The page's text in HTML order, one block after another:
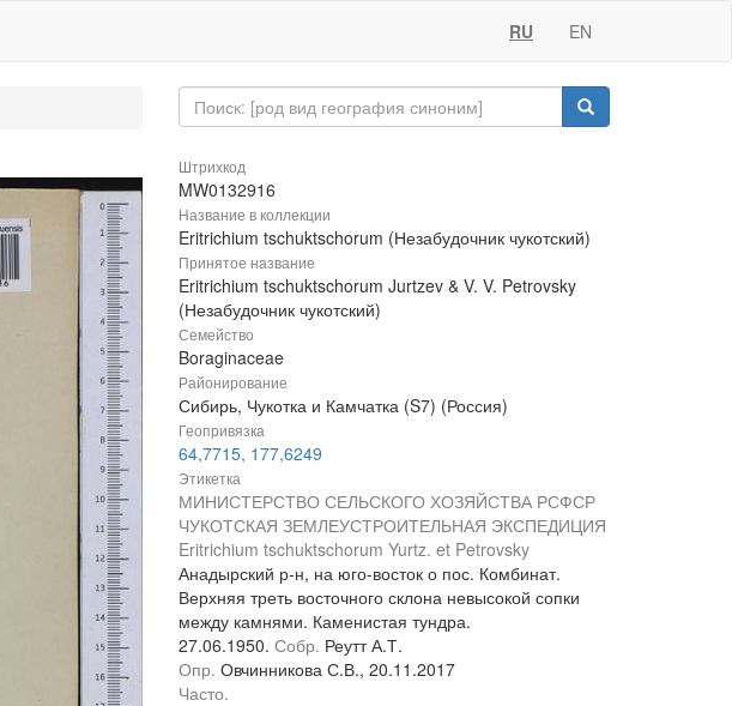
RU EN
Штрихкод
MW0132916
Название в коллекции
Eritrichium tschuktschorum (Незабудочник чукотский)
Принятое название
Eritrichium tschuktschorum Jurtzev & V. V. Petrovsky
(Незабудочник чукотский)
Семейство
Boraginaceae
Районирование
Сибирь, Чукотка и Камчатка (S7) (Россия)
Геопривязка
64,7715, 177,6249
Этикетка
МИНИСТЕРСТВО СЕЛЬСКОГО ХОЗЯЙСТВА РСФСР
ЧУКОТСКАЯ ЗЕМЛЕУСТРОИТЕЛЬНАЯ ЭКСПЕДИЦИЯ
Eritrichium tschuktschorum Yurtz. et Petrovsky
Анадырский р-н, на юго-восток о пос. Комбинат.
Верхняя треть восточного склона невысокой сопки
между камнями. Каменистая тундра.
27.06.1950. Собр. Реутт А.Т.
Опр. Овчинникова С.В., 20.11.2017
Часто.